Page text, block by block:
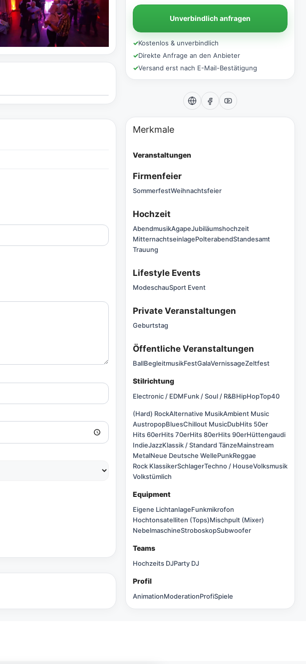
Unverbindlich anfragen
✓Kostenlos & unverbindlich
✓Direkte Anfrage an den Anbieter
✓Versand erst nach E-Mail-Bestätigung
Merkmale
Veranstaltungen
Firmenfeier
SommerfestWeihnachtsfeier
Hochzeit
AbendmusikAgapeJubiläumshochzeit
MitternachtseinlagePolterabendStandesamt
Trauung
Lifestyle Events
ModeschauSport Event
Private Veranstaltungen
Geburtstag
Öffentliche Veranstaltungen
BallBegleitmusikFestGalaVernissageZeltfest
Stilrichtung
Electronic / EDMFunk / Soul / R&BHipHopTop40
(Hard) RockAlternative MusikAmbient Music
AustropopBluesChillout MusicDubHits 50er
Hits 60erHits 70erHits 80erHits 90erHüttengaudi
IndieJazzKlassik / Standard TänzeMainstream
MetalNeue Deutsche WellePunkReggae
Rock KlassikerSchlagerTechno / HouseVolksmusik
Volkstümlich
Equipment
Eigene LichtanlageFunkmikrofon
Hochtonsatelliten (Tops)Mischpult (Mixer)
NebelmaschineStroboskopSubwoofer
Teams
Hochzeits DJParty DJ
Profil
AnimationModerationProfiSpiele